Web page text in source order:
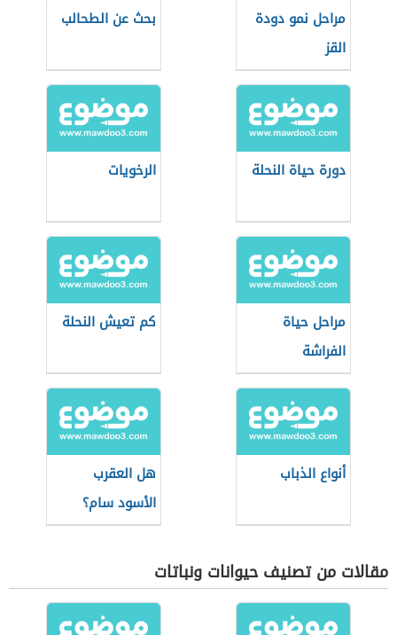
مراحل نمو دودة
القز
بحث عن الطحالب
دورة حياة النحلة الرخويات
مراحل حياة
الفراشة
كم تعيش النحلة
أنواع الذباب
هل العقرب
الأسود سام؟
مقالات من تصنيف حيوانات ونباتات